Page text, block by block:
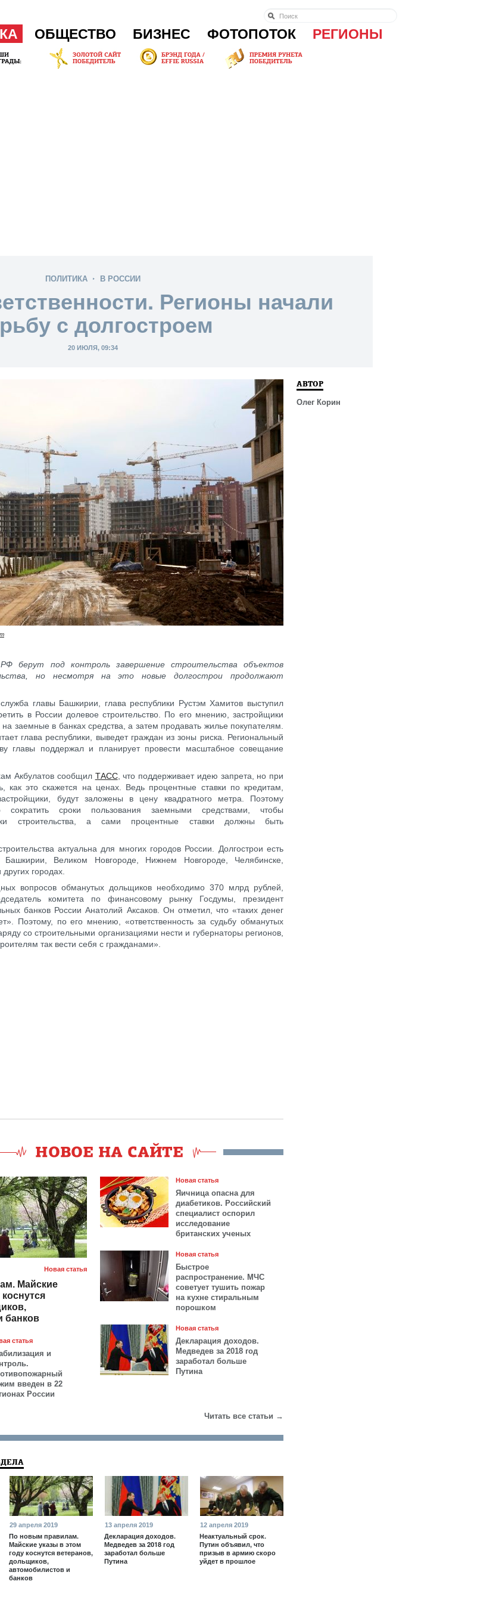
ОБЩЕСТВО БИЗНЕС ФОТОПОТОК РЕГИОНЫ
ПОЛИТИКА В РОССИИ
Регионы начали
с долгостроем
20 ИЮЛЯ, 09:34
берут под контроль завершение строительства объектов
но несмотря на это новые долгострои продолжают
главы Башкирии, глава республики Рустэм Хамитов выступил
в России долевое строительство. По его мнению, застройщики
заемные в банках средства, а затем продавать жилье покупателям.
глава республики, выведет граждан из зоны риска. Региональный
главы поддержал и планирует провести масштабное совещание
Акбулатов сообщил ТАСС, что поддерживает идею запрета, но при
как это скажется на ценах. Ведь процентные ставки по кредитам,
будут заложены в цену квадратного метра. Поэтому
сократить сроки пользования заемными средствами, чтобы
строительства, а сами процентные ставки должны быть
актуальна для многих городов России. Долгострои есть
Башкирии, Великом Новгороде, Нижнем Новгороде, Челябинске,
городах.
вопросов обманутых дольщиков необходимо 370 млрд рублей,
комитета по финансовому рынку Госдумы, президент
банков России Анатолий Аксаков. Он отметил, что «таких денег
Поэтому, по его мнению, «ответственность за судьбу обманутых
со строительными организациями нести и губернаторы регионов,
так вести себя с гражданами».
АВТОР
Олег Корин
Новая статья
Майские
банков
статья
и
введен в 22
России
Новая статья
Яичница опасна для
диабетиков. Российский
специалист оспорил
исследование
британских ученых
Новая статья
Быстрое
распространение. МЧС
советует тушить пожар
на кухне стиральным
порошком
Новая статья
Декларация доходов.
Медведев за 2018 год
заработал больше
Путина
Читать все статьи →
29 апреля 2019
По новым правилам.
Майские указы в этом
году коснутся ветеранов,
дольщиков,
автомобилистов и
банков
13 апреля 2019
Декларация доходов.
Медведев за 2018 год
заработал больше
Путина
12 апреля 2019
Неактуальный срок.
Путин объявил, что
призыв в армию скоро
уйдет в прошлое